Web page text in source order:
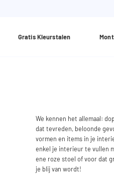
Gratis Kleurstalen
We kennen het allemaal:
dat tevreden, beloonde
vormen en items in je
enkel je interieur te vullen
ene roze stoel of voor dat
je blij van wordt!